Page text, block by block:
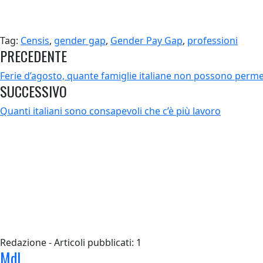
Tag: Censis, gender gap, Gender Pay Gap, professioni
PRECEDENTE
Ferie d’agosto, quante famiglie italiane non possono
SUCCESSIVO
Quanti italiani sono consapevoli che c’è più lavoro
Redazione - Articoli pubblicati: 1
MdL